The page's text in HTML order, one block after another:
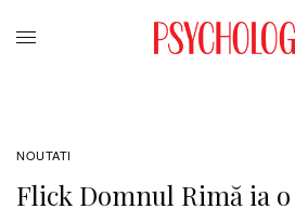
NOUTATI
Flick Domnul Rimă ia o